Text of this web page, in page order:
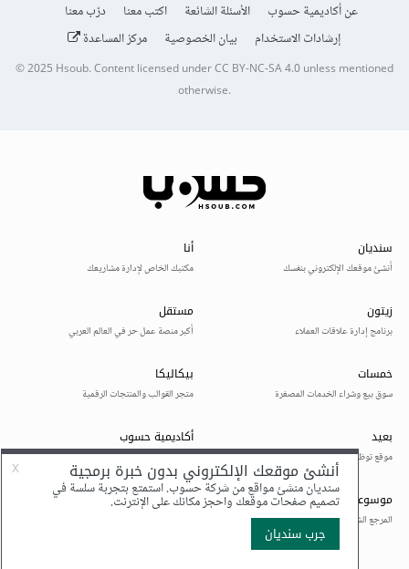
عن أكاديمية حسوب الأسئلة الشائعة اكتب معنا
درّب معنا
إرشادات الاستخدام
بيان الخصوصية مركز المساعدة
© 2025Hsoub.Content licensed underCC BY-NC-SA 4.0unless mentioned
otherwise.